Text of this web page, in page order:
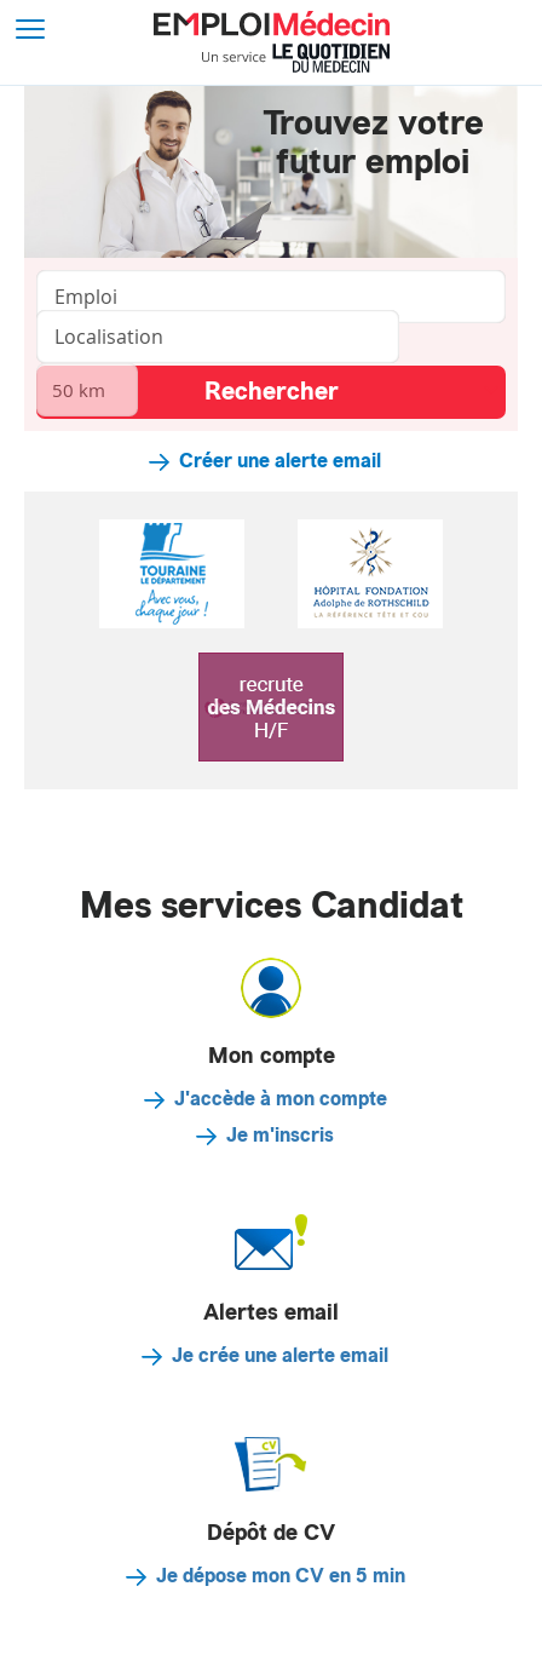
Trouvez votre
futur emploi
Créer une alerte email
Mes services Candidat
Mon compte
J'accède à mon compte
Je m'inscris
Alertes email
Je crée une alerte email
Dépôt de CV
Je dépose mon CV en 5 min